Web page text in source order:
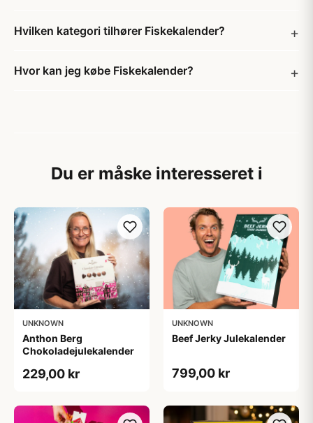
Hvilken kategori tilhører Fiskekalender?
Hvor kan jeg købe Fiskekalender?
Du er måske interesseret i
UNKNOWN
Anthon Berg
Chokoladejulekalender
229,00 kr
UNKNOWN
Beef Jerky Julekalender
799,00 kr